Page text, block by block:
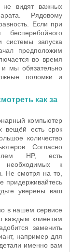
не видят важных
Рядовому
Если при
системы запуска
предположим
во время
мы обязательно
поломки и
как за
компьютер
вещёй есть срок
количество
Согласно
HP, есть
необходимых к
Не смотря на то,
придерживайтесь
уверены ваш
в нашем сервисе
каждым клиентам
заменить
например для
именно вам